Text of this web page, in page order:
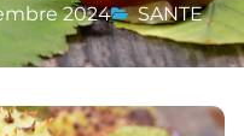
2024 SANTE